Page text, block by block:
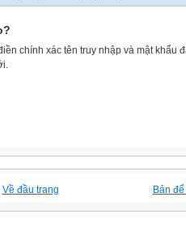
chính xác tên truy nhập và mật khẩu
Về đầu trang Bản để